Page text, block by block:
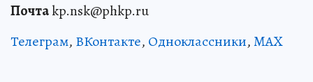
Почтаkp.nsk@phkp.ru
Телеграм, ВКонтакте, Одноклассники,MAX